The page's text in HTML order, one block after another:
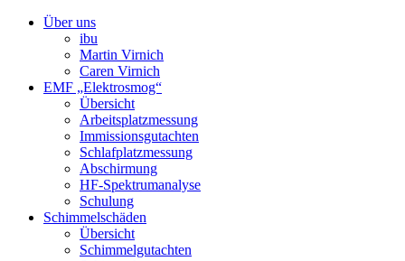
Über uns
ibu
Martin Virnich
Caren Virnich
EMF „Elektrosmog“
Übersicht
Arbeitsplatzmessung
Immissionsgutachten
Schlafplatzmessung
Abschirmung
HF-Spektrumanalyse
Schulung
Schimmelschäden
Übersicht
Schimmelgutachten